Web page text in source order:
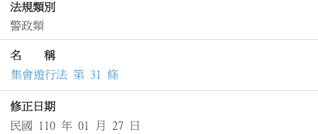
法規類別
警政類
名 稱
集會遊行法 第 31 條
修正日期
民國 110 年 01 月 27 日